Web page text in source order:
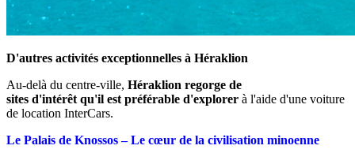
D'autres activités exceptionnelles à Héraklion
Au-delà du centre-ville, Héraklion regorge de
sites d'intérêt qu'il est préférable d'explorer à l'aide d'une voiture
de location InterCars.
Le Palais de Knossos – Le cœur de la civilisation minoenne